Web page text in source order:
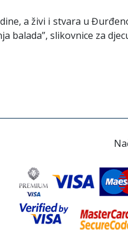
a živi i stvara u
balada”, slikovnice za